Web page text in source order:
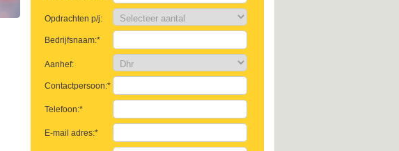
Opdrachten p/j:
Bedrijfsnaam:*
Aanhef:
Contactpersoon:*
Telefoon:*
E-mail adres:*